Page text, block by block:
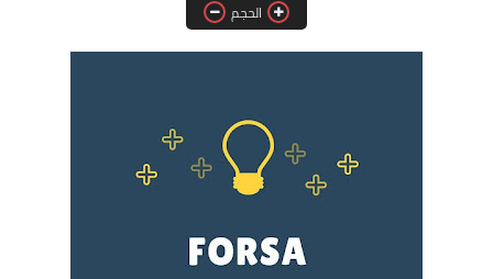
فرص عمل في العراق
فرص عمل في السودان
دورات تدريبية
الحجم